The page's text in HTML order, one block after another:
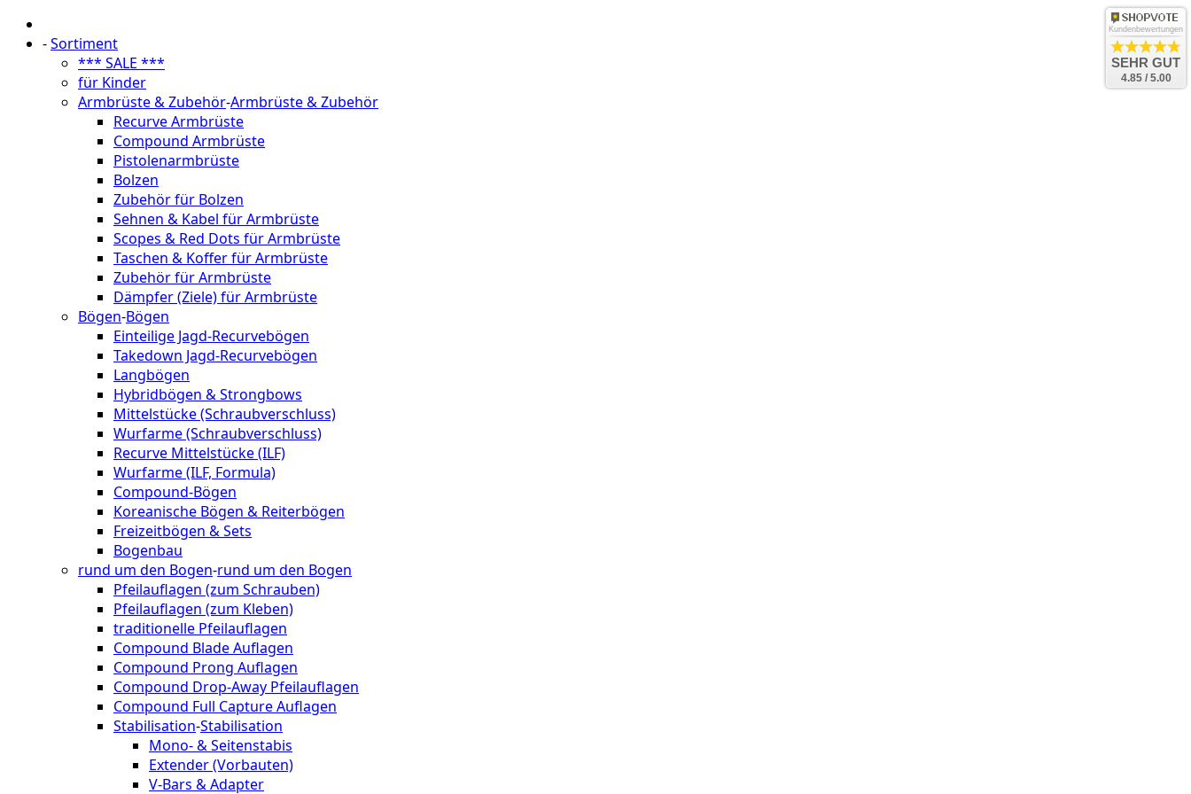
-Sortiment
*** SALE ***
für Kinder
Armbrüste & Zubehör-Armbrüste & Zubehör
Recurve Armbrüste
Compound Armbrüste
Pistolenarmbrüste
Bolzen
Zubehör für Bolzen
Sehnen & Kabel für Armbrüste
Scopes & Red Dots für Armbrüste
Taschen & Koffer für Armbrüste
Zubehör für Armbrüste
Dämpfer (Ziele) für Armbrüste
Bögen-Bögen
Einteilige Jagd-Recurvebögen
Takedown Jagd-Recurvebögen
Langbögen
Hybridbögen & Strongbows
Mittelstücke (Schraubverschluss)
Wurfarme (Schraubverschluss)
Recurve Mittelstücke (ILF)
Wurfarme (ILF, Formula)
Compound-Bögen
Koreanische Bögen & Reiterbögen
Freizeitbögen & Sets
Bogenbau
rund um den Bogen-rund um den Bogen
Pfeilauflagen (zum Schrauben)
Pfeilauflagen (zum Kleben)
traditionelle Pfeilauflagen
Compound Blade Auflagen
Compound Prong Auflagen
Compound Drop-Away Pfeilauflagen
Compound Full Capture Auflagen
Stabilisation-Stabilisation
Mono- & Seitenstabis
Extender (Vorbauten)
V-Bars & Adapter
Kundenbewertungen
SEHR GUT
4.85 / 5.00